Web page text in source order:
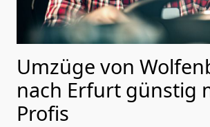
Umzüge von
nach Erfurt günstig
Profis